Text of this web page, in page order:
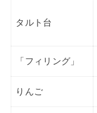
タルト台
「フィリング」
りんご